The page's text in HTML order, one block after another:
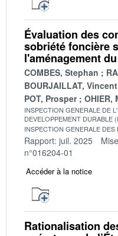
Évaluation des
sobriété foncière
l'aménagement
COMBES, Stephan
BOURJAILLAT, Vincent
POT, Prosper
OHIER,
INSPECTION GENERALE DE
DEVELOPPEMENT DURABLE
INSPECTION GENERALE
Rapport: juil. 2025
n°016204-01
Accéder à la notice
Rationalisation